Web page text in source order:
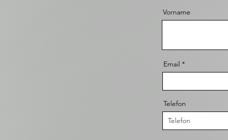
Vorname
Email
Telefon